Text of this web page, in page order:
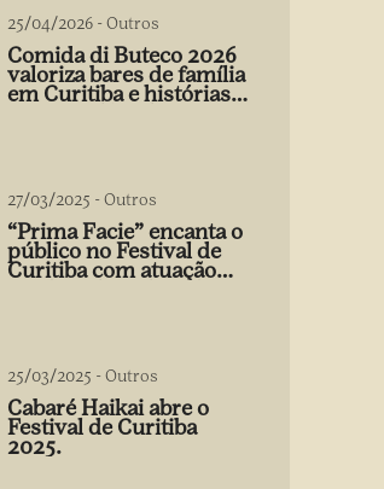
25/04/2026 -Outros
Comida di Buteco 2026
valoriza bares de família
em Curitiba e histórias
27/03/2025 -Outros
“Prima Facie” encanta o
público no Festival de
Curitiba com atuação
arrebatadora de Débora
25/03/2025 -Outros
Cabaré Haikai abre o
Festival de Curitiba
2025.